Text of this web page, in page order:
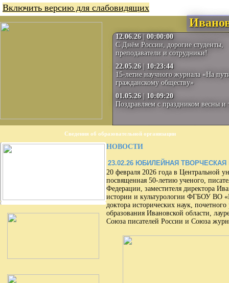
Включить версию для слабовидящих
12.06.26| 00:00:00
С Днём России, дорогие студенты,
преподаватели и сотрудники!
22.05.26| 10:23:44
15-летие научного журнала «На
гражданскому обществу»
01.05.26| 10:09:20
Поздравляем с праздником весны и
Сведения об образовательной организации
НОВОСТИ
23.02.26 ЮБИЛЕЙНАЯ
20 февраля 2026 года в Центральной
посвященная 50-летию ученого,
Федерации, заместителя директора
истории и культурологии ФГБОУ ВО
доктора исторических наук,
образования Ивановской области,
Союза писателей России и Союза